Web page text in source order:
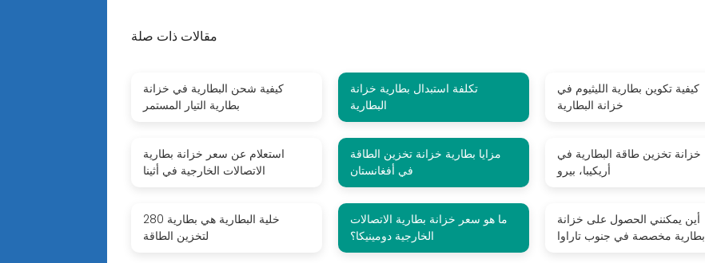
مقالات ذات صلة
كيفية شحن البطارية في خزانة
بطارية التيار المستمر
تكلفة استبدال بطارية خزانة
البطارية
كيفية تكوين بطارية الليثيوم في
خزانة البطارية
استعلام عن سعر خزانة بطارية
الاتصالات الخارجية في أثينا
مزايا بطارية خزانة تخزين الطاقة
في أفغانستان
خزانة تخزين طاقة البطارية في
أريكيبا، بيرو
280 خلية البطارية هي بطارية
لتخزين الطاقة
ما هو سعر خزانة بطارية الاتصالات
الخارجية دومينيكا؟
أين يمكنني الحصول على خزانة
بطارية مخصصة في جنوب تاراوا